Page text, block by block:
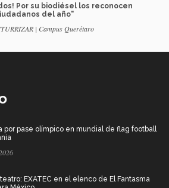
Por su biodiésel los reconocen
del año"
| Campus Querétaro
por pase olímpico en mundial de flag football
EXATEC en el elenco de El Fantasma